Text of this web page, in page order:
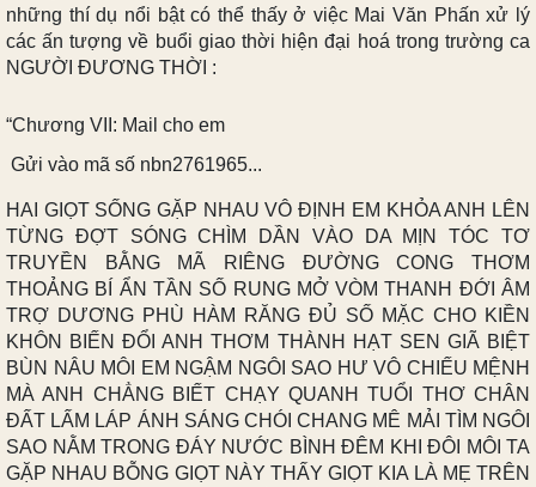
những thí dụ nổi bật có thể thấy ở việc Mai Văn Phấn xử lý
các ấn tượng về buổi giao thời hiện đại hoá trong trường ca
NGƯỜI ĐƯƠNG THỜI :
“Chương VII: Mail cho em
Gửi vào mã số nbn2761965...
HAI GIỌT SỐNG GẶP NHAU VÔ ĐỊNH EM KHỎA ANH LÊN
TỪNG ĐỢT SÓNG CHÌM DẦN VÀO DA MỊN TÓC TƠ
TRUYỀN BẰNG MÃ RIÊNG ĐƯỜNG CONG THƠM
THOẢNG BÍ ẨN TẦN SỐ RUNG MỞ VÒM THANH ĐỚI ÂM
TRỢ DƯƠNG PHÙ HÀM RĂNG ĐỦ SỐ MẶC CHO KIỀN
KHÔN BIẾN ĐỔI ANH THƠM THÀNH HẠT SEN GIÃ BIỆT
BÙN NÂU MÔI EM NGẬM NGÔI SAO HƯ VÔ CHIẾU MỆNH
MÀ ANH CHẲNG BIẾT CHẠY QUANH TUỔI THƠ CHÂN
ĐẤT LẤM LÁP ÁNH SÁNG CHÓI CHANG MÊ MẢI TÌM NGÔI
SAO NẰM TRONG ĐÁY NƯỚC BÌNH ĐÊM KHI ĐÔI MÔI TA
GẶP NHAU BỖNG GIỌT NÀY THẤY GIỌT KIA LÀ MẸ TRÊN